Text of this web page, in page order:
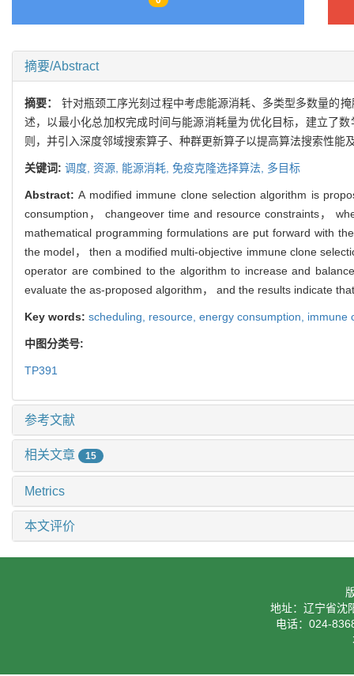
摘要/Abstract
摘要： 针对瓶颈工序光刻过程中考虑能源消耗、多类型多数量的
述，以最小化总加权完成时间与能源消耗量为优化目标，建立了
则，并引入深度邻域搜索算子、种群更新算子以提高算法搜索性
关键词: 调度, 资源, 能源消耗, 免疫克隆选择算法, 多目标
Abstract:A modified immune clone selection algorithm is
consumption， changeover time and resource constraints，
mathematical programming formulations are put forward with
the model， then a modified multi-objective immune clone
operator are combined to the algorithm to increase and
evaluate the as-proposed algorithm， and the results indicate
Key words: scheduling, resource, energy consumption, immune
中图分类号:
TP391
参考文献
相关文章 15
Metrics
本文评价
地址：辽宁省沈
电话：024-